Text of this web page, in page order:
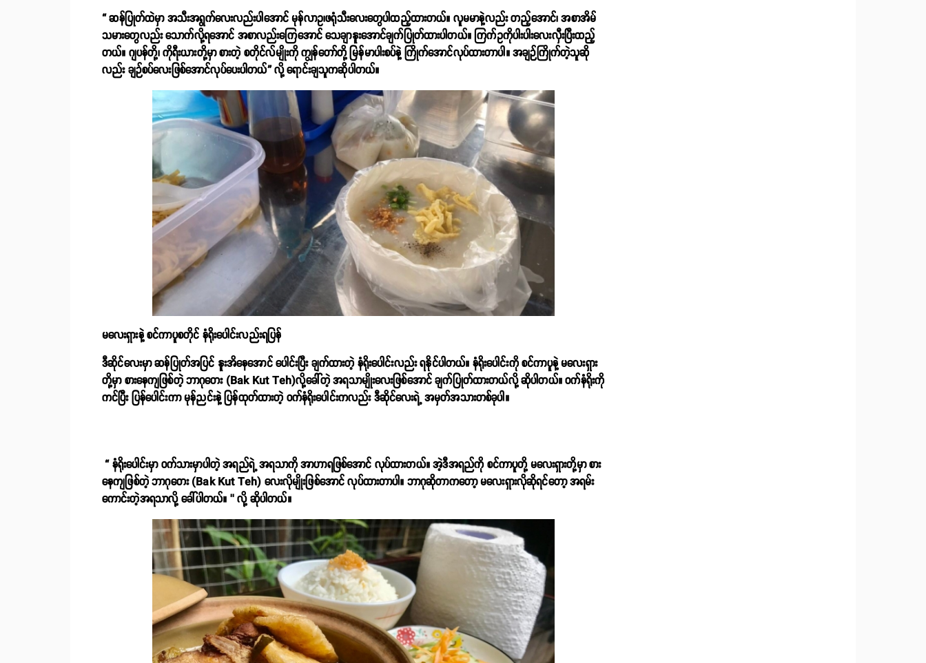
“ ဆန်ပြုတ်ထဲမှာ အသီးအရွက်လေးလည်းပါအောင် မုန်လာဥ၊ဖရုံသီးလေးတွေပါထည့်ထားတယ်။ လူမမာနဲ့လည်း တည့်အောင်၊ အစာအိမ်
သမားတွေလည်း သောက်လို့ရအောင် အစာလည်းကြေအောင် သေချာနူးအောင်ချက်ပြုတ်ထားပါတယ်။ ကြက်ဥကိုပါးပါးလေးလှီးပြီးထည့်
တယ်။ ဂျပန်တို့၊ ကိုရီးယားတို့မှာ စားတဲ့ စတိုင်လ်မျိုးကို ကျွန်တော်တို့ မြန်မာပါးစပ်နဲ့ ကြိုက်အောင်လုပ်ထားတာပါ။ အချဉ်ကြိုက်တဲ့သူဆို
လည်း ချဉ်စပ်လေးဖြစ်အောင်လုပ်ပေးပါတယ်” လို့ ရောင်းချသူကဆိုပါတယ်။
မလေးရှားနဲ့ စင်ကာပူစတိုင် နံရိုးပေါင်းလည်းရပြန်
ဒီဆိုင်လေးမှာ ဆန်ပြုတ်အပြင် နူးအိနေအောင် ပေါင်းပြီး ချက်ထားတဲ့ နံရိုးပေါင်းလည်း ရနိုင်ပါတယ်။ နံရိုးပေါင်းကို စင်ကာပူနဲ့ မလေးရှား
တို့မှာ စားနေကျဖြစ်တဲ့ ဘာဂုတေး (Bak Kut Teh)လို့ခေါ်တဲ့ အရသာမျိုးလေးဖြစ်အောင် ချက်ပြုတ်ထားတယ်လို့ ဆိုပါတယ်။ ဝက်နံရိုးကို
ကင်ပြီး ပြန်ပေါင်းကာ မုန်ညင်းနဲ့ ပြန်ထုတ်ထားတဲ့ ဝက်နံရိုးပေါင်းကလည်း ဒီဆိုင်လေးရဲ့ အမှတ်အသားတစ်ခုပါ။
“ နံရိုးပေါင်းမှာ ဝက်သားမှာပါတဲ့ အရည်ရဲ့ အရသာကို အာဟာရဖြစ်အောင် လုပ်ထားတယ်။ အဲ့ဒီအရည်ကို စင်ကာပူတို့ မလေးရှားတို့မှာ စား
နေကျဖြစ်တဲ့ ဘာဂုတေး (Bak Kut Teh) လေးလိုမျိုးဖြစ်အောင် လုပ်ထားတာပါ။ ဘာဂုဆိုတာကတော့ မလေးရှားလိုဆိုရင်တော့ အရမ်း
ကောင်းတဲ့အရသာလို့ ခေါ်ပါတယ်။ ’’ လို့ ဆိုပါတယ်။